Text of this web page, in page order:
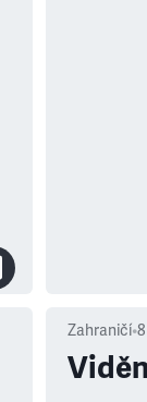
Zahraničí•8